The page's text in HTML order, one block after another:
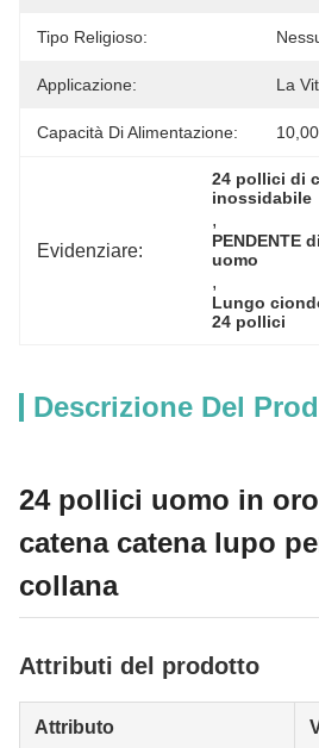
Tipo Religioso:
Applicazione: La
Capacità Di Alimentazione:
Evidenziare:
24 pollici di
inossidabile
,
PENDENTE
uomo
,
Lungo
24 pollici
Descrizione Del
24 pollici uomo in
catena catena lupo
collana
Attributi del prodotto
Attributo